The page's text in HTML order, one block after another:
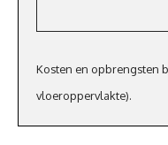
Kosten en opbrengsten
vloeroppervlakte).